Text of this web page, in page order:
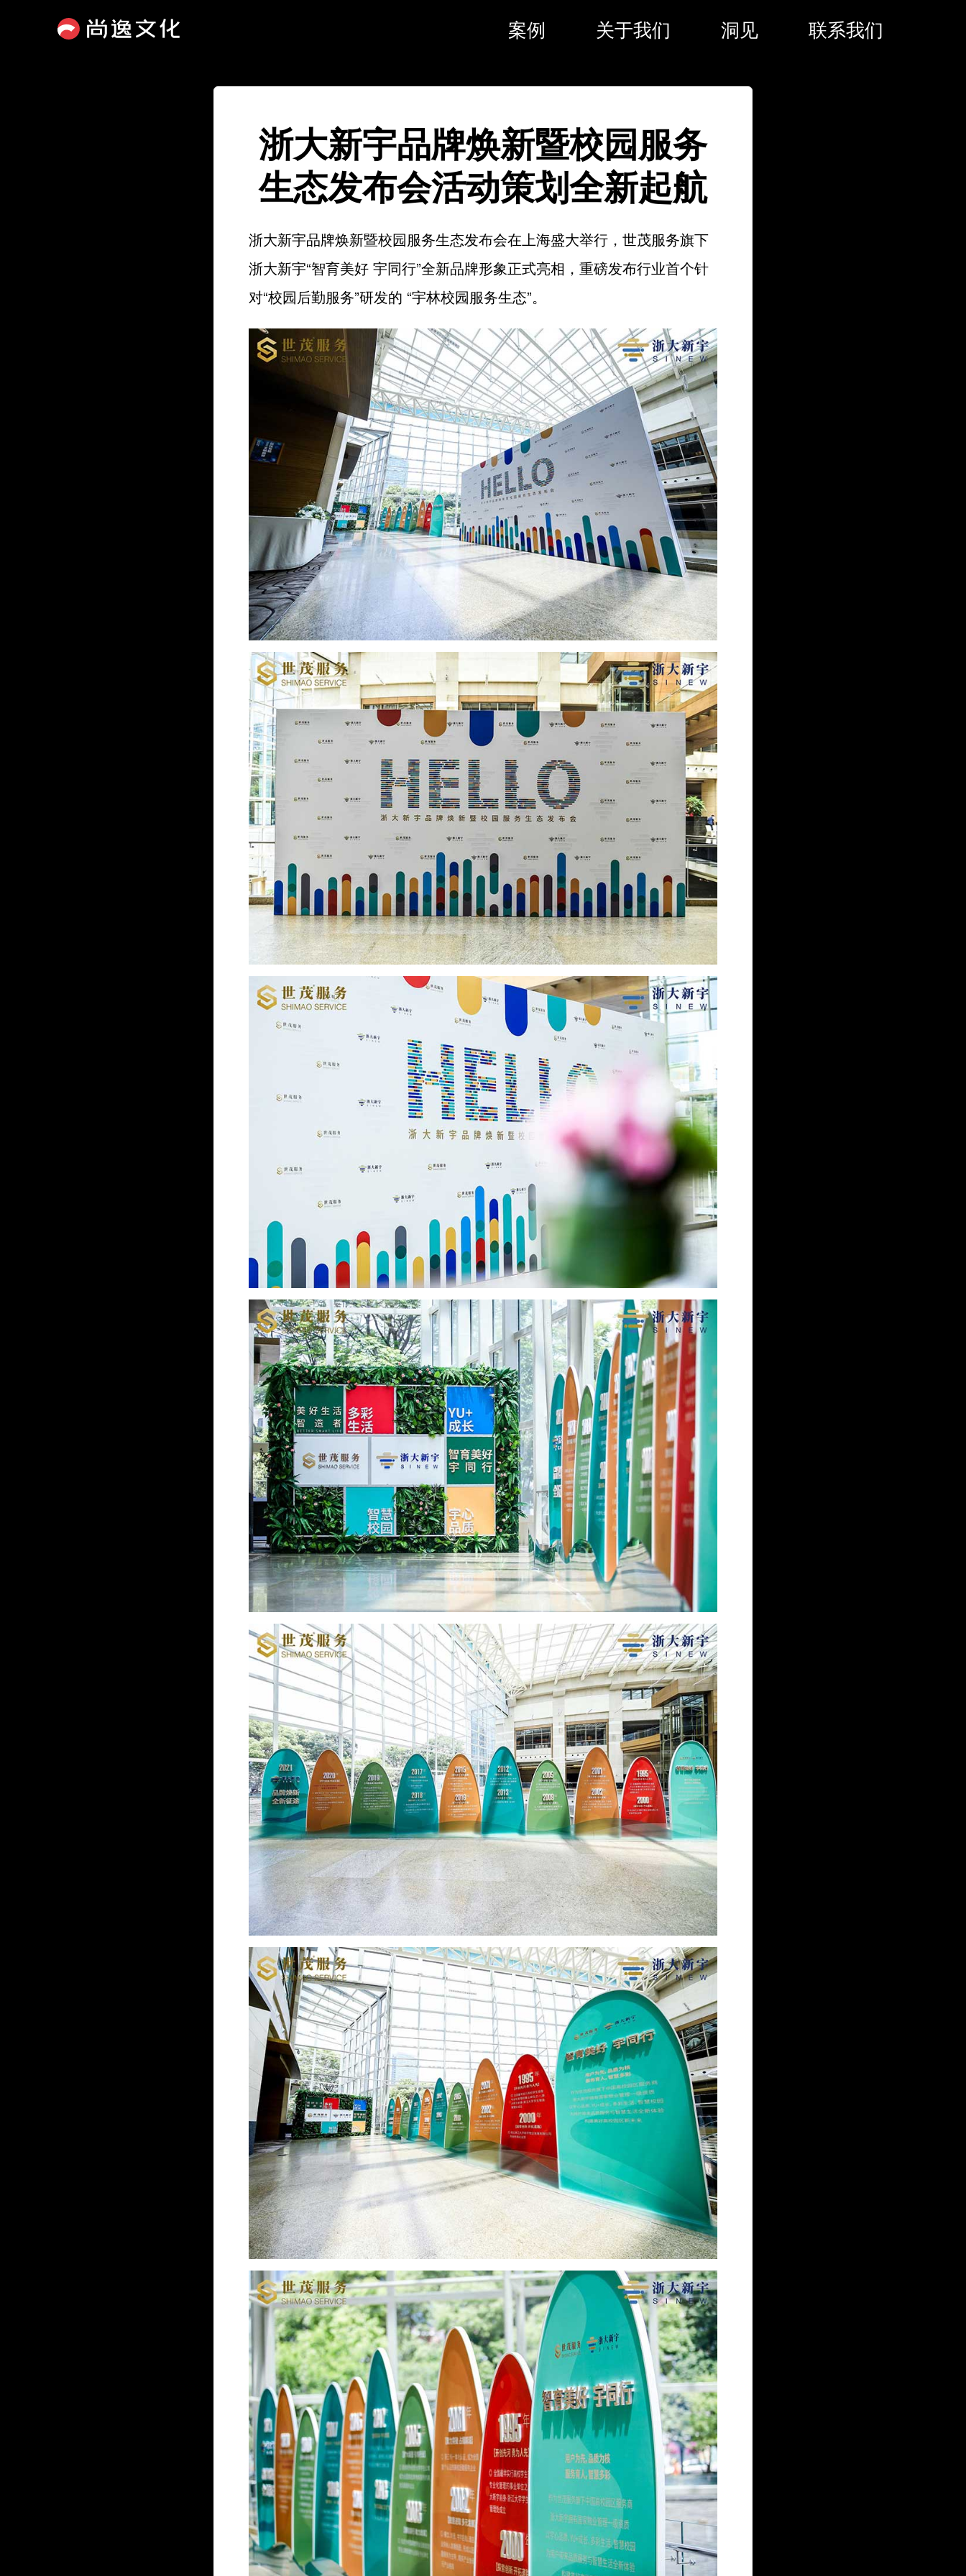
案例 关于我们 洞见 联系我们
浙大新宇品牌焕新暨校园服务
生态发布会活动策划全新起航
浙大新宇品牌焕新暨校园服务生态发布会在上海盛大举行，世茂服务旗下
浙大新宇“智育美好 宇同行”全新品牌形象正式亮相，重磅发布行业首个针
对“校园后勤服务”研发的 “宇林校园服务生态”。